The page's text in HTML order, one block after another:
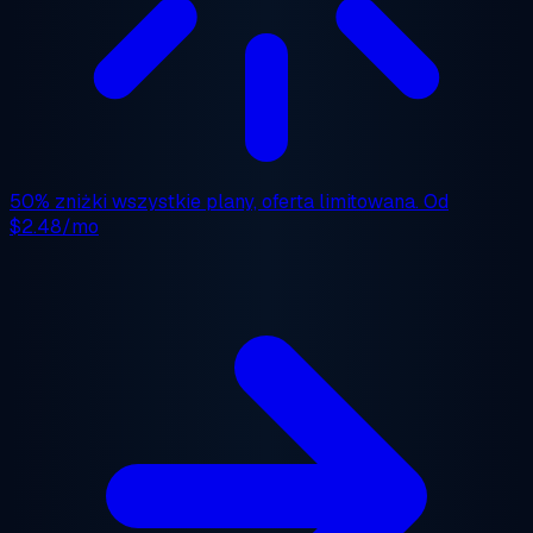
50% zniżki wszystkie plany, oferta limitowana. Od
$2.48/mo